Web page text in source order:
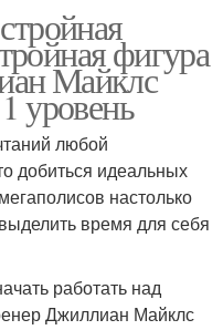
фигура
Майклс
уровень
любой
добиться идеальных
настолько
время для себя
работать над
Джиллиан Майклс